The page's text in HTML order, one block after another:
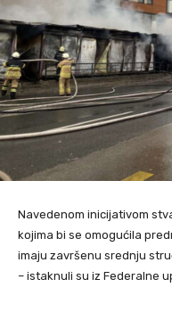
Navedenom inicijativom
kojima bi se omogućila
imaju završenu srednju
– istaknuli su iz Federalne